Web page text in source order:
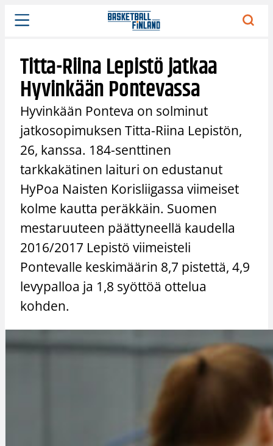
Siirry
sisältöön
Titta-Riina Lepistö jatkaa
Hyvinkään Pontevassa
Hyvinkään Ponteva on solminut
jatkosopimuksen Titta-Riina Lepistön,
26, kanssa. 184-senttinen
tarkkakätinen laituri on edustanut
HyPoa Naisten Korisliigassa viimeiset
kolme kautta peräkkäin. Suomen
mestaruuteen päättyneellä kaudella
2016/2017 Lepistö viimeisteli
Pontevalle keskimäärin 8,7 pistettä, 4,9
levypalloa ja 1,8 syöttöä ottelua
kohden.